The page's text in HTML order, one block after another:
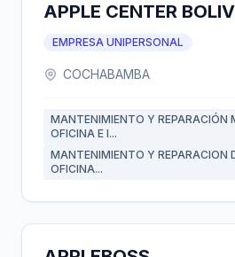
APPLE CENTER
EMPRESA UNIPERSONAL
COCHABAMBA
MANTENIMIENTO Y REPARACIÓN
OFICINA E I...
MANTENIMIENTO Y REPARACION
OFICINA...